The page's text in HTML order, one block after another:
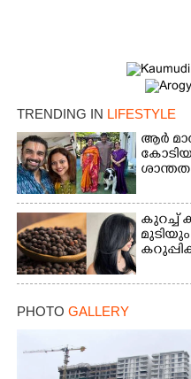
TRENDING IN LIFESTYLE
ആർ
കുറച്ച്
മുടിയും
PHOTO GALLERY